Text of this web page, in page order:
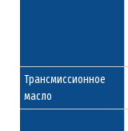
Трансмиссионное
масло